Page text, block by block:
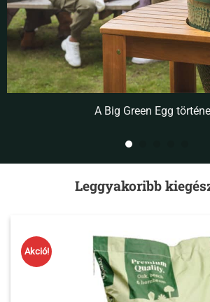
A Big Green Egg
Leggyakoribb
Akció!